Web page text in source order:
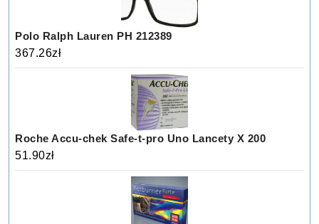
Polo Ralph Lauren PH 212389
367.26zł
Roche Accu-chek Safe-t-pro Uno Lancety X 200
51.90zł